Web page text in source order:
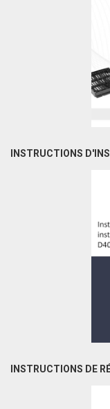
INSTRUCTIONS
INSTRUCTIONS DE